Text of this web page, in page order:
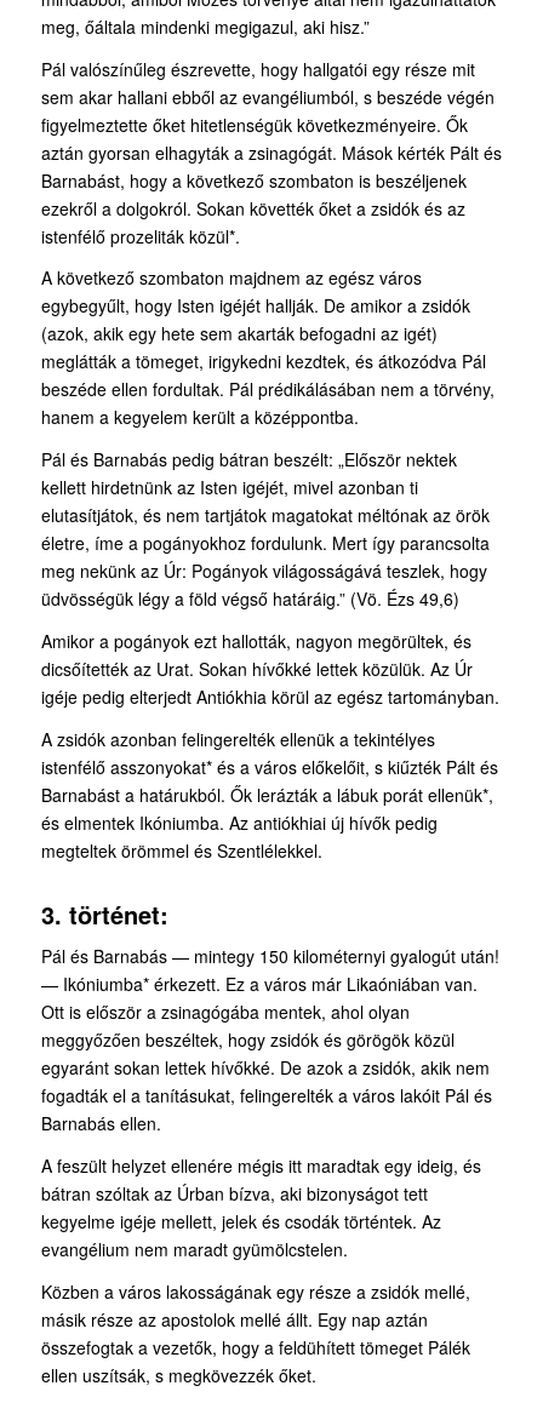
meg, őáltala mindenki megigazul, aki hisz.”
Pál valószínűleg észrevette, hogy hallgatói egy része mit
sem akar hallani ebből az evan­géliumból, s beszéde végén
figyelmeztette őket hitetlenségük következményeire. Ők
aztán gyorsan elhagyták a zsinagógát. Mások kérték Pált és
Barnabást, hogy a következő szombaton is beszéljenek
ezekről a dolgokról. Sokan követték őket a zsidók és az
istenfélő prozeliták közül*.
A következő szombaton majdnem az egész város
egybegyűlt, hogy Isten igéjét hallják. De amikor a zsidók
(azok, akik egy hete sem akarták befogadni az igét)
meglátták a tömeget, irigykedni kezdtek, és átkozódva Pál
beszéde ellen fordultak. Pál prédikálásában nem a törvény,
hanem a kegyelem került a középpontba.
Pál és Barnabás pedig bátran beszélt: „Először nektek
kellett hirdetnünk az Isten igéjét, mivel azonban ti
elutasítjátok, és nem tartjátok magatokat méltónak az örök
életre, íme a pogányokhoz fordulunk. Mert így parancsolta
meg nekünk az Úr: Pogányok világosságává teszlek, hogy
üdvösségük légy a föld végső határáig.” (Vö. Ézs 49,6)
Amikor a pogányok ezt hallották, nagyon megörültek, és
dicsőítették az Urat. Sokan hívőkké lettek közülük. Az Úr
igéje pedig elterjedt Antiókhia körül az egész tartományban.
A zsidók azonban felingerelték ellenük a tekintélyes
istenfélő asszonyokat* és a város előkelőit, s kiűzték Pált és
Barnabást a határukból. Ők lerázták a lábuk porát ellenük*,
és elmentek Ikóniumba. Az antiókhiai új hívők pedig
megteltek örömmel és Szentlélekkel.
3. történet:
Pál és Barnabás — mintegy 150 kilométernyi gyalogút után!
— Ikóniumba* érkezett. Ez a város már Likaóniában van.
Ott is először a zsinagógába mentek, ahol olyan
meggyőzően beszéltek, hogy zsidók és görögök közül
egyaránt sokan lettek hívőkké. De azok a zsidók, akik nem
fogadták el a tanításukat, felingerelték a város lakóit Pál és
Barnabás ellen.
A feszült helyzet ellenére mégis itt maradtak egy ideig, és
bátran szóltak az Úrban bízva, aki bizonyságot tett
kegyelme igéje mellett, jelek és csodák történtek. Az
evangélium nem maradt gyümölcstelen.
Közben a város lakosságának egy része a zsidók mellé,
másik része az apostolok mellé állt. Egy nap aztán
összefogtak a vezetők, hogy a feldühített tömeget Pálék
ellen uszítsák, s megkövezzék őket.